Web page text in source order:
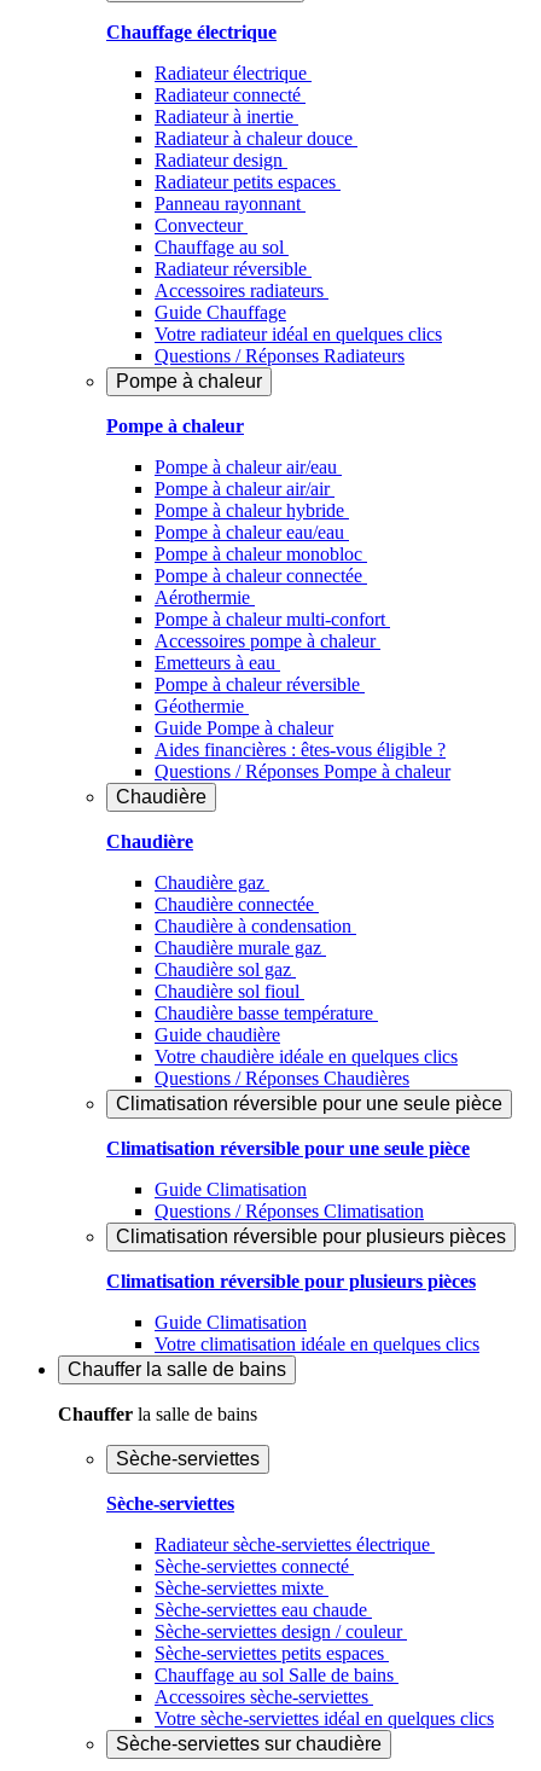
Chauffage électrique
Radiateur électrique
Radiateur connecté
Radiateur à inertie
Radiateur à chaleur douce
Radiateur design
Radiateur petits espaces
Panneau rayonnant
Convecteur
Chauffage au sol
Radiateur réversible
Accessoires radiateurs
Guide Chauffage
Votre radiateur idéal en quelques clics
Questions / Réponses Radiateurs
Pompe à chaleur
Pompe à chaleur
Pompe à chaleur air/eau
Pompe à chaleur air/air
Pompe à chaleur hybride
Pompe à chaleur​ eau/eau
Pompe à chaleur monobloc
Pompe à chaleur connectée
Aérothermie
Pompe à chaleur multi-confort
Accessoires pompe à chaleur
Emetteurs à eau
Pompe à chaleur réversible
Géothermie
Guide Pompe à chaleur
Aides financières : êtes-vous éligible ?
Questions / Réponses Pompe à chaleur
Chaudière
Chaudière
Chaudière gaz
Chaudière connectée
Chaudière à condensation
Chaudière murale gaz
Chaudière sol gaz
Chaudière sol fioul
Chaudière basse température
Guide chaudière
Votre chaudière idéale en quelques clics
Questions / Réponses Chaudières
Climatisation réversible pour une seule pièce
Climatisation réversible pour une seule pièce
Guide Climatisation
Questions / Réponses Climatisation
Climatisation réversible pour plusieurs pièces
Climatisation réversible pour plusieurs pièces
Guide Climatisation
Votre climatisation idéale en quelques clics
Chauffer la salle de bains
Chauffer la salle de bains
Sèche-serviettes
Sèche-serviettes
Radiateur sèche-serviettes électrique
Sèche-serviettes connecté
Sèche-serviettes mixte
Sèche-serviettes eau chaude
Sèche-serviettes design / couleur
Sèche-serviettes petits espaces
Chauffage au sol Salle de bains
Accessoires sèche-serviettes
Votre sèche-serviettes idéal en quelques clics
Sèche-serviettes sur chaudière